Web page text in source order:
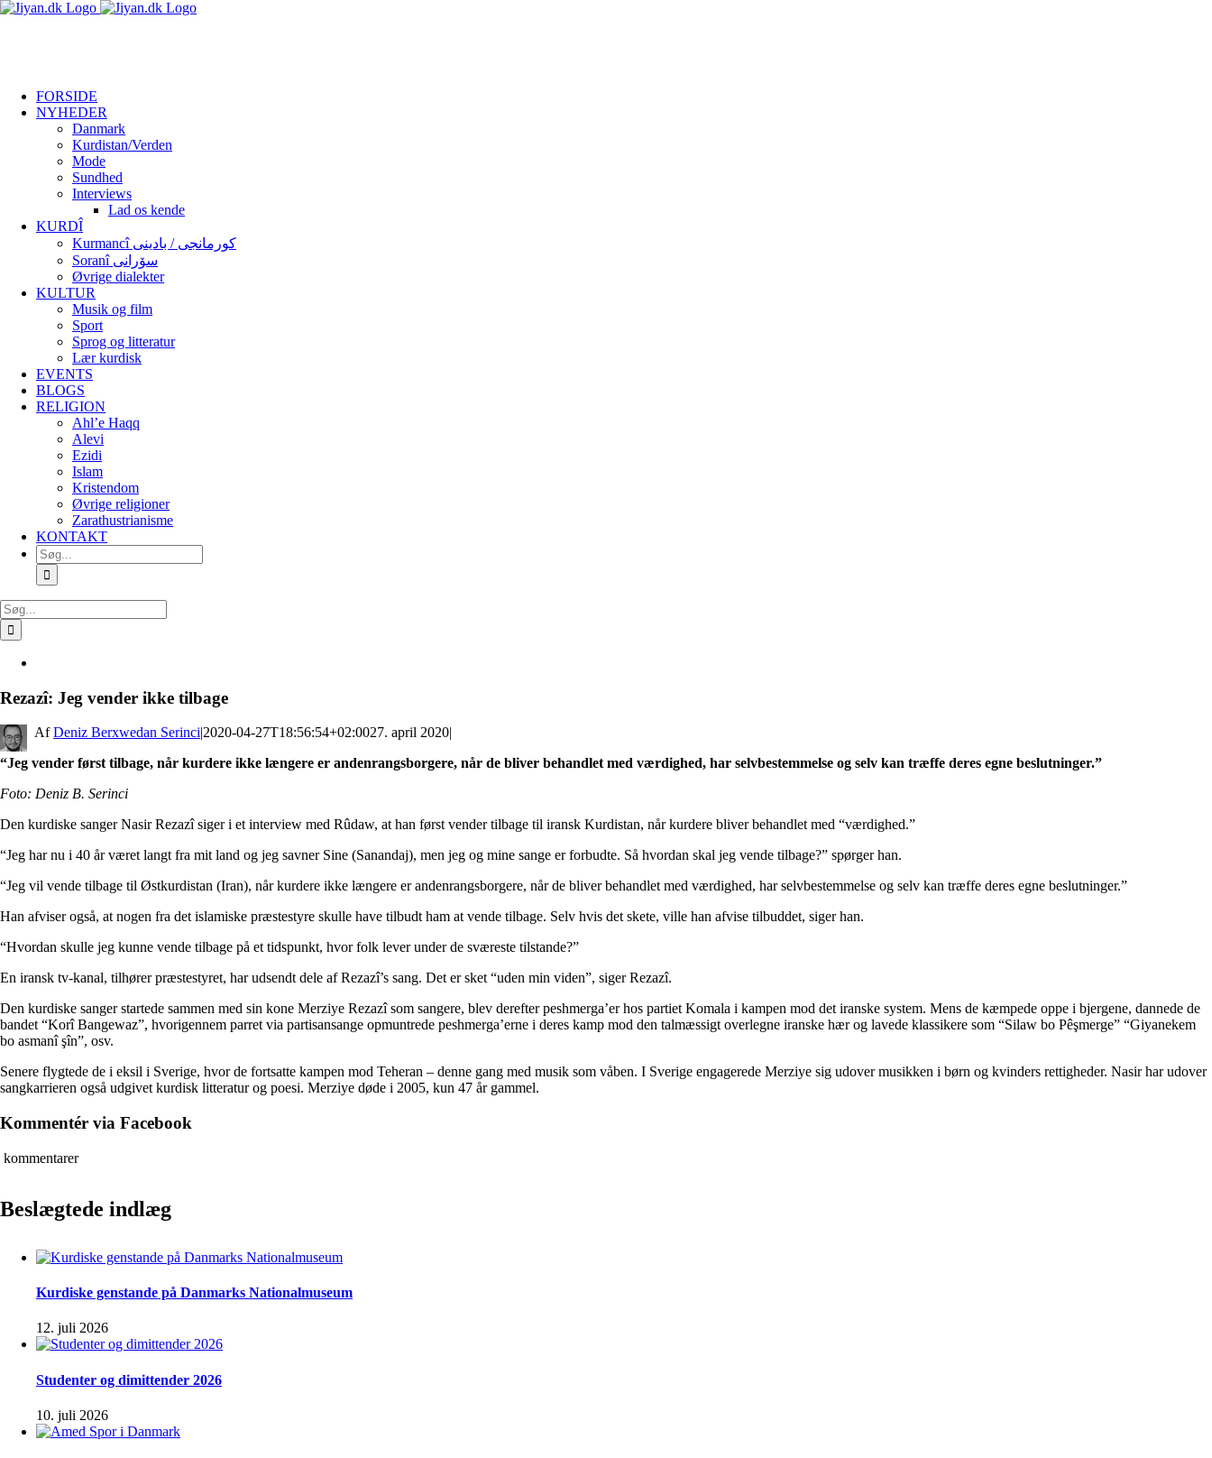
Skip
facebook
twitter
FORSIDE
NYHEDER
Danmark
Kurdistan/Verden
Mode
Sundhed
Interviews
Lad os kende
KURDÎ
Kurmancî کورمانجی / بادینی
Soranî سۆرانی
Øvrige dialekter
KULTUR
Musik og film
Sport
Sprog og litteratur
Lær kurdisk
EVENTS
BLOGS
RELIGION
Ahl’e Haqq
Alevi
Ezidi
Islam
Kristendom
Øvrige religioner
Zarathustrianisme
KONTAKT
Søg
efter:
Søg
efter:
billede
Rezazî: Jeg vender ikke tilbage
By Deniz Berxwedan Serinci|2020-04-27T18:56:54+02:0027. april 2020|
“Jeg vender først tilbage, når kurdere ikke længere er andenrangsborgere, når de bliver behandlet med værdighed, har selvbestemmelse og selv kan træffe deres egne beslutninger.”
Foto: Deniz B. Serinci
Den kurdiske sanger Nasir Rezazî siger i et interview med Rûdaw, at han først vender tilbage til iransk Kurdistan, når kurdere bliver behandlet med “værdighed.”
“Jeg har nu i 40 år været langt fra mit land og jeg savner Sine (Sanandaj), men jeg og mine sange er forbudte. Så hvordan skal jeg vende tilbage?” spørger han.
“Jeg vil vende tilbage til Østkurdistan (Iran), når kurdere ikke længere er andenrangsborgere, når de bliver behandlet med værdighed, har selvbestemmelse og selv kan træffe deres egne beslutninger.”
Han afviser også, at nogen fra det islamiske præstestyre skulle have tilbudt ham at vende tilbage. Selv hvis det skete, ville han afvise tilbuddet, siger han.
“Hvordan skulle jeg kunne vende tilbage på et tidspunkt, hvor folk lever under de sværeste tilstande?”
En iransk tv-kanal, tilhører præstestyret, har udsendt dele af Rezazî’s sang. Det er sket “uden min viden”, siger Rezazî.
Den kurdiske sanger startede sammen med sin kone Merziye Rezazî som sangere, blev derefter peshmerga’er hos partiet Komala i kampen mod det iranske system. Mens de kæmpede oppe i bjergene, dannede de
bandet “Korî Bangewaz”, hvorigennem parret via partisansange opmuntrede peshmerga’erne i deres kamp mod den talmæssigt overlegne iranske hær og lavede klassikere som “Silaw bo Pêşmerge” “Giyanekem
bo asmanî şîn”, osv.
Senere flygtede de i eksil i Sverige, hvor de fortsatte kampen mod Teheran – denne gang med musik som våben. I Sverige engagerede Merziye sig udover musikken i børn og kvinders rettigheder. Nasir har udover
sangkarrieren også udgivet kurdisk litteratur og poesi. Merziye døde i 2005, kun 47 år gammel.
Kommentér via Facebook
kommentarer
Beslægtede indlæg
Kurdiske genstande på Danmarks Nationalmuseum
12. juli 2026
Studenter og dimittender 2026
10. juli 2026